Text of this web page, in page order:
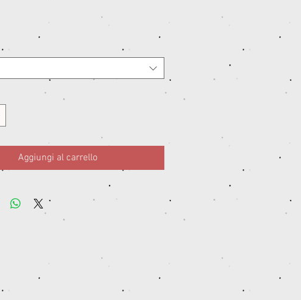
Aggiungi al carrello